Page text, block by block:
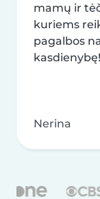
mamų ir
kuriems
pagalbos
kasdienybę!
Nerina